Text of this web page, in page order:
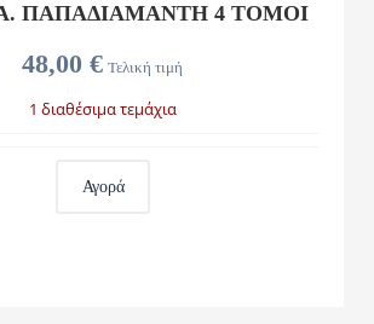
48,00 € Τελική τιμή
ΠΑΠΑΔΙΑΜΑΝΤΗ 4 ΤΟΜΟΙ
1 διαθέσιμα τεμάχια
Αγορά